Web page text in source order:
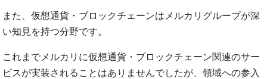
また、仮想通貨・ブロックチェーンはメルカリグループが深
い知見を持つ分野です。
これまでメルカリに仮想通貨・ブロックチェーン関連のサー
ビスが実装されることはありませんでしたが、領域への参入